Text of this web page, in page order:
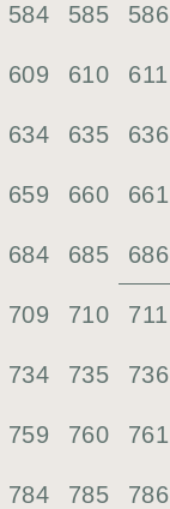
584 585 586
609 610 611
634 635 636
659 660 661
684 685 686
709 710 711
734 735 736
759 760 761
784 785 786